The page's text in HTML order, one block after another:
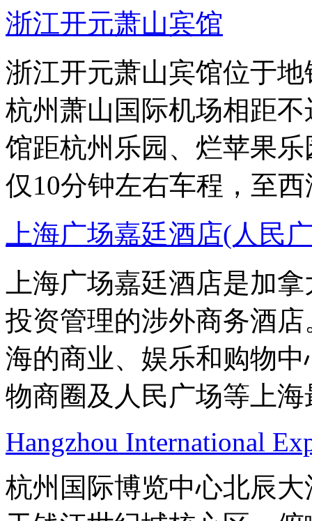
浙江开元萧山宾馆
浙江开元萧山宾馆位于
杭州萧山国际机场相距
馆距杭州乐园、烂苹果
仅10分钟左右车程，至
上海广场嘉廷酒店(人民
上海广场嘉廷酒店是加
投资管理的涉外商务酒
海的商业、娱乐和购物
物商圈及人民广场等上
Hangzhou International
杭州国际博览中心北辰